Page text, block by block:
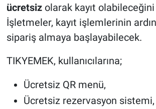
ücretsizolarak kayıt
İşletmeler, kayıt işlemlerinin
sipariş almaya başlayabilecek.
TIKYEMEK, kullanıcılarına;
Ücretsiz QR menü,
Ücretsiz rezervasyon sistemi,
Haberde İnsan